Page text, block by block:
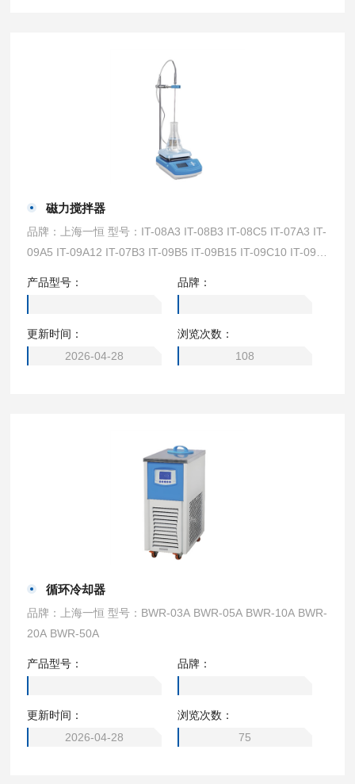
磁力搅拌器
品牌：上海一恒 型号：IT-08A3 IT-08B3 IT-08C5 IT-07A3 IT-
09A5 IT-09A12 IT-07B3 IT-09B5 IT-09B15 IT-09C10 IT-09C
产品型号： 品牌：
更新时间：
2026-04-28
浏览次数：
108
循环冷却器
品牌：上海一恒 型号：BWR-03A BWR-05A BWR-10A BWR-
20A BWR-50A
产品型号： 品牌：
更新时间：
2026-04-28
浏览次数：
75